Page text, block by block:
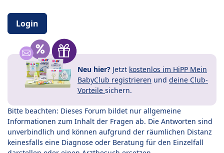
Login
Neu hier? Jetzt kostenlos im HiPP Mein
BabyClub registrieren und deine Club-
Vorteile sichern.
Bitte beachten: Dieses Forum bildet nur allgemeine
Informationen zum Inhalt der Fragen ab. Die Antworten sind
unverbindlich und können aufgrund der räumlichen Distanz
keinesfalls eine Diagnose oder Beratung für den Einzelfall